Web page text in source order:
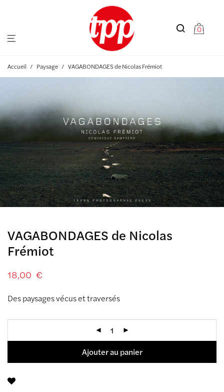
0
Accueil / Paysage / VAGABONDAGES de Nicolas Frémiot
VAGABONDAGES de Nicolas
Frémiot
18,00 €
Des paysages vécus et traversés
Ajouter au panier